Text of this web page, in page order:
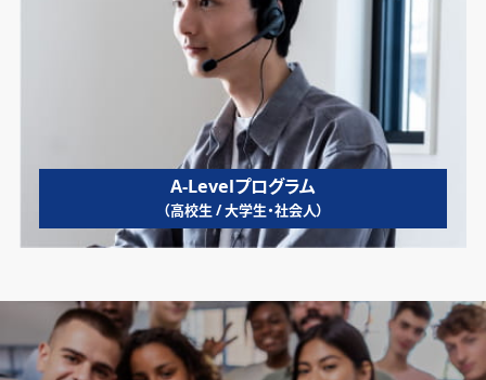
A-Levelプログラム
（高校生 / 大学生・社会人）